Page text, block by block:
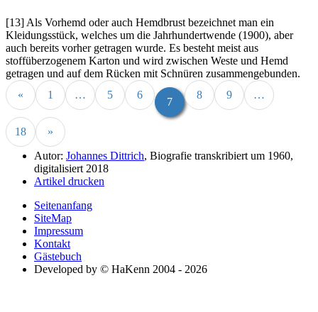
[13] Als Vorhemd oder auch Hemdbrust bezeichnet man ein
Kleidungsstück, welches um die Jahrhundertwende (1900), aber
auch bereits vorher getragen wurde. Es besteht meist aus
stoffüberzogenem Karton und wird zwischen Weste und Hemd
getragen und auf dem Rücken mit Schnüren zusammengebunden.
«
1 … 5 6
7
8 9 …
18
»
Autor: Johannes Dittrich, Biografie transkribiert um 1960,
digitalisiert 2018
Artikel drucken
Seitenanfang
SiteMap
Impressum
Kontakt
Gästebuch
Developed by © HaKenn 2004 - 2026